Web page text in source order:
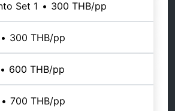
Set 1 • 300 THB/pp
• 300 THB/pp
• 600 THB/pp
• 700 THB/pp